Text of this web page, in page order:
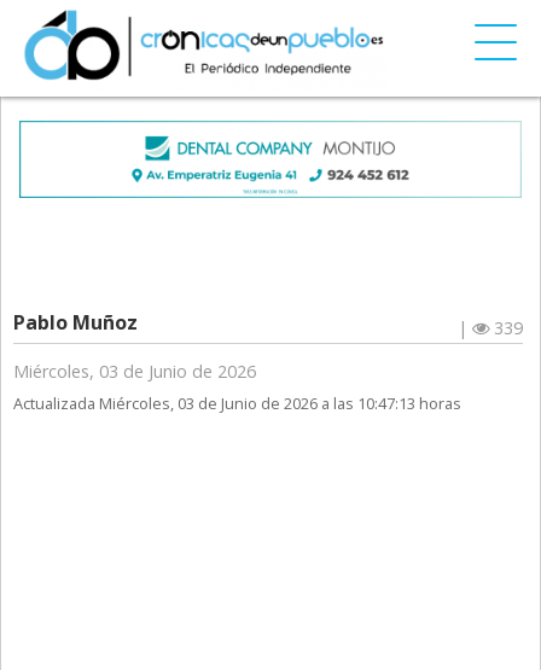
Pablo Muñoz |
339
Miércoles, 03 de Junio de 2026
Actualizada Miércoles, 03 de Junio de 2026 a las 10:47:13 horas